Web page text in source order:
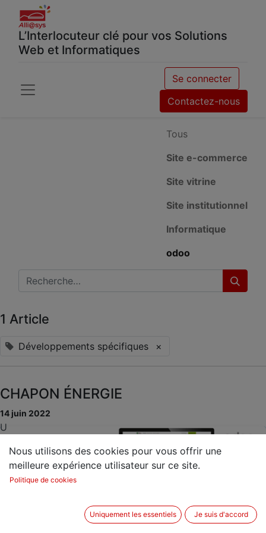
L’Interlocuteur clé pour vos Solutions
Web et Informatiques
Se connecter
Contactez-nous
Tous
Site e-commerce
Site vitrine
Site institutionnel
Informatique
odoo
1 Article
Développements spécifiques ×
CHAPON ÉNERGIE
14 juin 2022
U
Nous utilisons des cookies pour vous offrir une
meilleure expérience utilisateur sur ce site.
Politique de cookies
Uniquement les essentiels Je suis d'accord